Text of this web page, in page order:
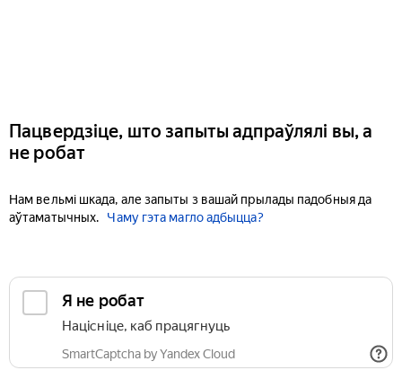
Пацвердзіце, што запыты адпраўлялі вы, а
не робат
Нам вельмі шкада, але запыты з вашай прылады падобныя да
аўтаматычных.
Чаму гэта магло адбыцца?
Я не робат
Націсніце, каб працягнуць
SmartCaptcha by Yandex Cloud